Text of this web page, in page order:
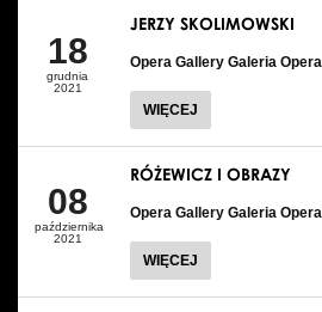
18
grudnia
2021
JERZY SKOLIMOWSKI
Opera Gallery Galeria Opera
WIĘCEJ
08
października
2021
RÓŻEWICZ I OBRAZY
Opera Gallery Galeria Opera
WIĘCEJ